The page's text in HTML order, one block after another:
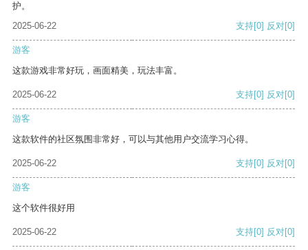
护。
2025-06-22
支持[0] 反对[0]
游客
这款游戏非常好玩，画面精美，玩法丰富。
2025-06-22 支持[0] 反对[0]
游客
这款软件的社区氛围非常好，可以与其他用户交流学习心得。
2025-06-22 支持[0] 反对[0]
游客
这个软件很好用
2025-06-22 支持[0] 反对[0]